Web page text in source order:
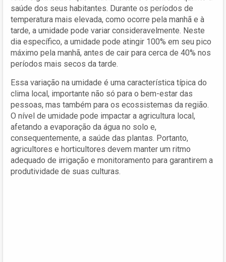
saúde dos seus habitantes. Durante os períodos de
temperatura mais elevada, como ocorre pela manhã e à
tarde, a umidade pode variar consideravelmente. Neste
dia específico, a umidade pode atingir 100% em seu pico
máximo pela manhã, antes de cair para cerca de 40% nos
períodos mais secos da tarde.
Essa variação na umidade é uma característica típica do
clima local, importante não só para o bem-estar das
pessoas, mas também para os ecossistemas da região.
O nível de umidade pode impactar a agricultura local,
afetando a evaporação da água no solo e,
consequentemente, a saúde das plantas. Portanto,
agricultores e horticultores devem manter um ritmo
adequado de irrigação e monitoramento para garantirem a
produtividade de suas culturas.